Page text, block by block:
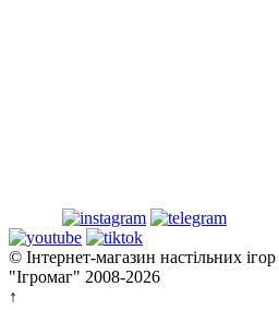
© Інтернет-магазин настільних ігор
"Ігромаг" 2008-2026
↑